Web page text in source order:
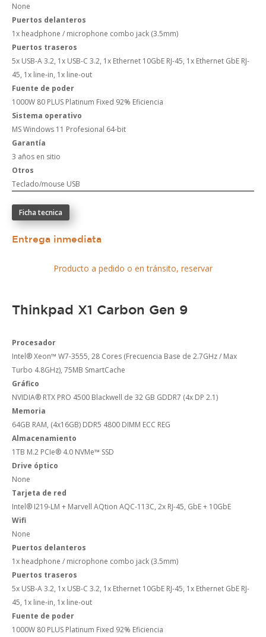
None
Puertos delanteros
1x headphone / microphone combo jack (3.5mm)
Puertos traseros
5x USB-A 3.2, 1x USB-C 3.2, 1x Ethernet 10GbE RJ-45, 1x Ethernet GbE RJ-
45, 1x line-in, 1x line-out
Fuente de poder
1000W 80 PLUS Platinum Fixed 92% Eficiencia
Sistema operativo
MS Windows 11 Profesional 64-bit
Garantía
3 años en sitio
Otros
Teclado/mouse USB
Ficha tecnica
Entrega inmediata
Producto a pedido o en tránsito, reservar
Thinkpad X1 Carbon Gen 9
Procesador
Intel® Xeon™ W7-3555, 28 Cores (Frecuencia Base de 2.7GHz / Max
Turbo 4.8GHz), 75MB SmartCache
Gráfico
NVIDIA® RTX PRO 4500 Blackwell de 32 GB GDDR7 (4x DP 2.1)
Memoria
64GB RAM, (4x16GB) DDR5 4800 DIMM ECC REG
Almacenamiento
1TB M.2 PCIe® 4.0 NVMe™ SSD
Drive óptico
None
Tarjeta de red
Intel® I219-LM + Marvell AQtion AQC-113C, 2x RJ-45, GbE + 10GbE
Wifi
None
Puertos delanteros
1x headphone / microphone combo jack (3.5mm)
Puertos traseros
5x USB-A 3.2, 1x USB-C 3.2, 1x Ethernet 10GbE RJ-45, 1x Ethernet GbE RJ-
45, 1x line-in, 1x line-out
Fuente de poder
1000W 80 PLUS Platinum Fixed 92% Eficiencia